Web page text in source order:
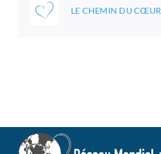
LE CHEMIN DU CŒUR